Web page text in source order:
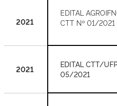
2021
EDITAL
CTT Nº 01/2021
2021
EDITAL CTT/
05/2021